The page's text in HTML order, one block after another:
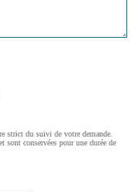
strict du suivi de votre demande.
sont conservées pour une durée de